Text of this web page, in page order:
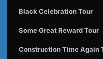
Black Celebration Tour
Some Great Reward Tour
Construction Time Again